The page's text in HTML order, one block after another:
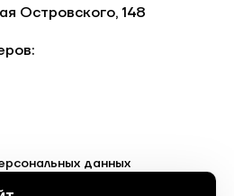
Островского, 148
данных